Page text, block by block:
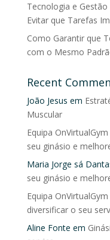
Tecnologia e
Evitar que Tarefas
Como Garantir que
com o Mesmo
Recent
João Jesus em
Muscular
Equipa OnVirtualGym
seu ginásio e
Maria Jorge sá
seu ginásio e
Equipa OnVirtualGym
diversificar o seu
Aline Fonte em